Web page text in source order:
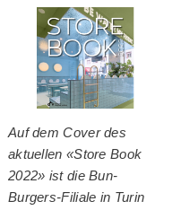
Auf dem Cover des
aktuellen «Store Book
2022» ist die Bun-
Burgers-Filiale in Turin